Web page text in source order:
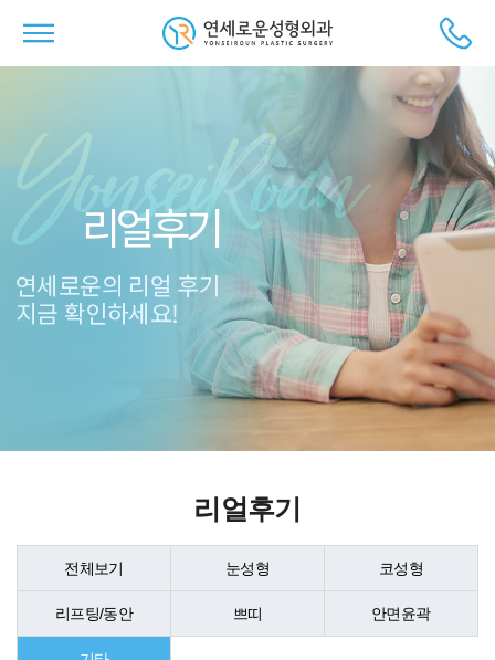
리얼후기
연세로운의 리얼 후기
지금 확인하세요!
리얼후기
전체보기 눈성형 코성형
리프팅/동안 쁘띠 안면윤곽